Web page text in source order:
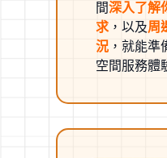
間深入了解
求，以及周
況，就能準
空間服務體